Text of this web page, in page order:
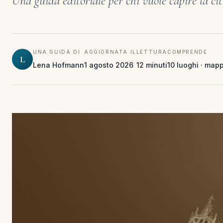
L
UNA GUIDA DI
Lena Hofmann
AGGIORNATA IL
1 agosto 2026
LETTURA
12 minuti
COMPRENDE
10 luoghi ·